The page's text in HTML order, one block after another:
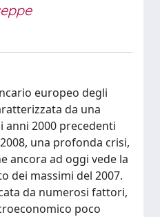
europeo degli
da una
anni 2000 precedenti
una profonda crisi,
ancora ad oggi vede la
dei massimi del 2007.
da numerosi fattori,
poco